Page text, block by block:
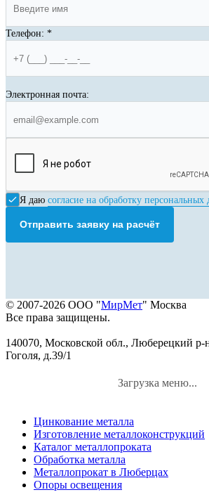
Телефон: *
Электронная почта:
Я даю согласие на обработку персональных
Отправить заявку на расчёт
© 2007-2026 ООО "МирМет" Москва
Все права защищены.
140070, Московской обл., Люберецкий р-
Гоголя, д.39/1
Загрузка меню...
Цинкование металла
Изготовление металлоконструкций
Каталог металлопроката
Обработка металла
Металлопрокат в Люберцах
Опоры освещения